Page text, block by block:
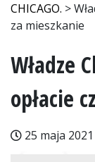
CHICAGO. >
za mieszkanie
Władze
opłacie
25 maja 2021